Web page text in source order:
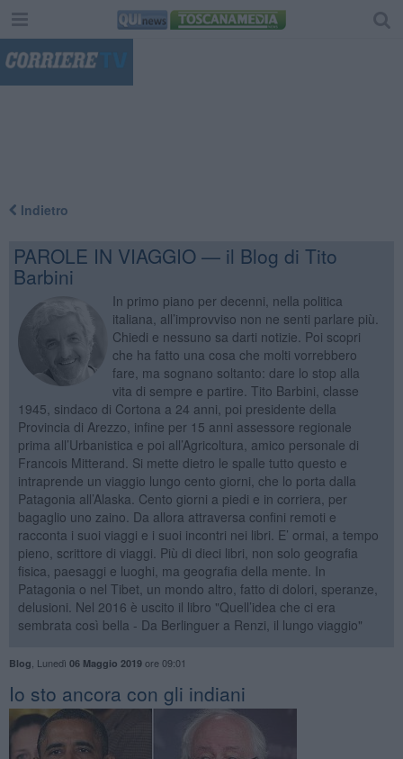
Indietro
PAROLE IN VIAGGIO — il Blog di Tito
Barbini
In primo piano per decenni, nella politica
italiana, all’improvviso non ne senti parlare più.
Chiedi e nessuno sa darti notizie. Poi scopri
che ha fatto una cosa che molti vorrebbero
fare, ma sognano soltanto: dare lo stop alla
vita di sempre e partire. Tito Barbini, classe
1945, sindaco di Cortona a 24 anni, poi presidente della
Provincia di Arezzo, infine per 15 anni assessore regionale
prima all’Urbanistica e poi all’Agricoltura, amico personale di
Francois Mitterand. Si mette dietro le spalle tutto questo e
intraprende un viaggio lungo cento giorni, che lo porta dalla
Patagonia all’Alaska. Cento giorni a piedi e in corriera, per
bagaglio uno zaino. Da allora attraversa confini remoti e
racconta i suoi viaggi e i suoi incontri nei libri. E’ ormai, a tempo
pieno, scrittore di viaggi. Più di dieci libri, non solo geografia
fisica, paesaggi e luoghi, ma geografia della mente. In
Patagonia o nel Tibet, un mondo altro, fatto di dolori, speranze,
delusioni. Nel 2016 è uscito il libro "Quell’idea che ci era
sembrata così bella - Da Berlinguer a Renzi, il lungo viaggio"
Blog Lunedì 06 Maggio 2019ore 09:01
​Io sto ancora con gli indiani